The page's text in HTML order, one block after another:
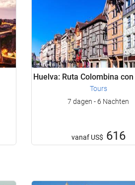
Huelva: Ruta Colombina
Tours
7 dagen - 6 Nachten
vanaf US$ 616